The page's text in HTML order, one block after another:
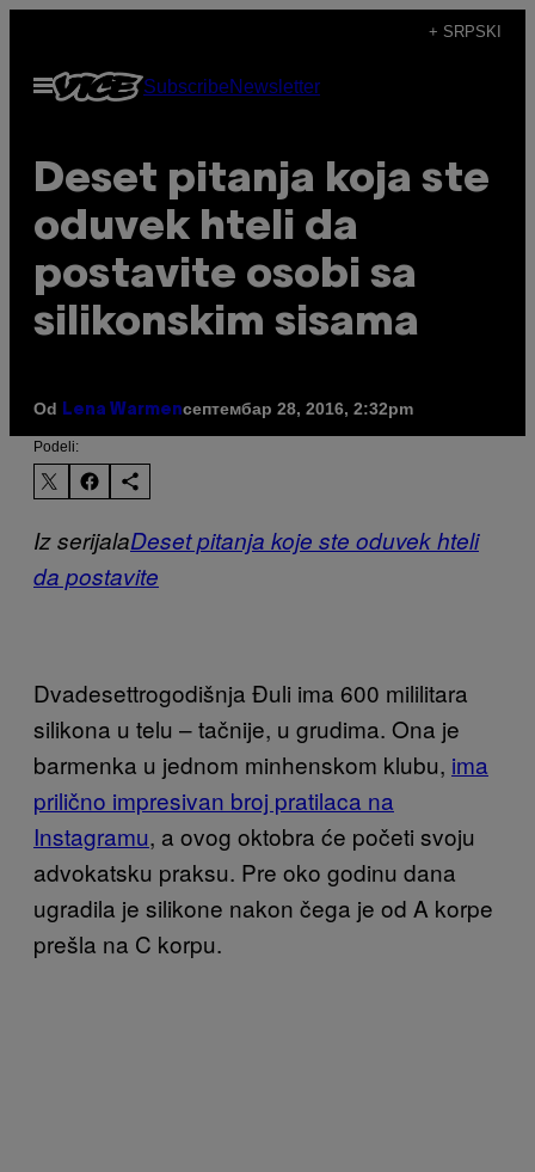
садржај
+ SRPSKI
Otvori
Meni
SubscribeNewsletter
Deset pitanja koja ste
oduvek hteli da
postavite osobi sa
silikonskim sisama
Od Lena Warmenсептембар 28, 2016, 2:32pm
Podeli:
Iz serijalaDeset pitanja koje ste oduvek hteli
da postavite
Dvadesettrogodišnja Đuli ima 600 mililitara
silikona u telu – tačnije, u grudima. Ona je
barmenka u jednom minhenskom klubu, ima
prilično impresivan broj pratilaca na
Instagramu, a ovog oktobra će početi svoju
advokatsku praksu. Pre oko godinu dana
ugradila je silikone nakon čega je od A korpe
prešla na C korpu.